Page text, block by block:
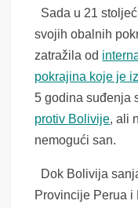
Sada u 21
svojih obalnih
zatražila od
pokrajina koje je
5 godina suđenja
protiv Bolivije, ali
nemogući san.
Dok Bolivija
Provincije Perua